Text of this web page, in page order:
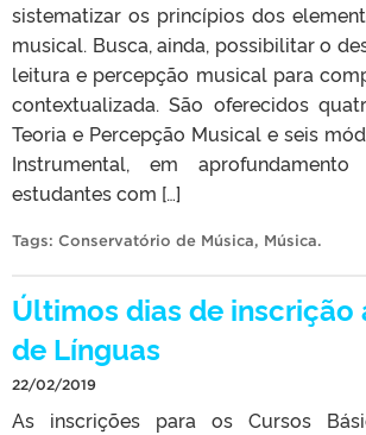
sistematizar os princípios dos
musical. Busca, ainda, possibilitar o
leitura e percepção musical para
contextualizada. São oferecidos
Teoria e Percepção Musical e seis
Instrumental, em aprofundamento
estudantes com […]
Tags: Conservatório de Música, Música.
Últimos dias de inscrição
de Línguas
22/02/2019
As inscrições para os Cursos